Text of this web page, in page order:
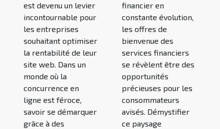
est devenu un levier
incontournable pour
les entreprises
souhaitant optimiser
la rentabilité de leur
site web. Dans un
monde où la
concurrence en
ligne est féroce,
savoir se démarquer
grâce à des
financier en
constante évolution,
les offres de
bienvenue des
services financiers
se révèlent être des
opportunités
précieuses pour les
consommateurs
avisés. Démystifier
ce paysage